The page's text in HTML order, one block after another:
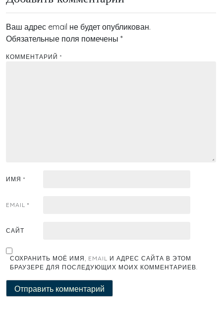
Ваш адрес email не будет опубликован.
Обязательные поля помечены *
КОММЕНТАРИЙ *
ИМЯ *
EMAIL *
САЙТ
СОХРАНИТЬ МОЁ ИМЯ, EMAIL И АДРЕС САЙТА В ЭТОМ
БРАУЗЕРЕ ДЛЯ ПОСЛЕДУЮЩИХ МОИХ КОММЕНТАРИЕВ.